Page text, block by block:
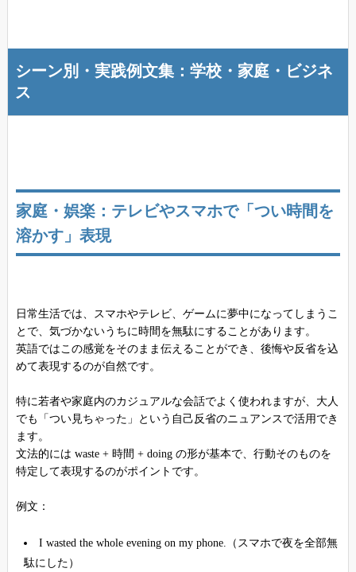
シーン別・実践例文集：学校・家庭・ビジネ
ス
家庭・娯楽：テレビやスマホで「つい時間を
溶かす」表現
日常生活では、スマホやテレビ、ゲームに夢中になってしまうこ
とで、気づかないうちに時間を無駄にすることがあります。
英語ではこの感覚をそのまま伝えることができ、後悔や反省を込
めて表現するのが自然です。
特に若者や家庭内のカジュアルな会話でよく使われますが、大人
でも「つい見ちゃった」という自己反省のニュアンスで活用でき
ます。
文法的には waste + 時間 + doing の形が基本で、行動そのものを
特定して表現するのがポイントです。
例文：
I wasted the whole evening on my phone.（スマホで夜を全部無
駄にした）